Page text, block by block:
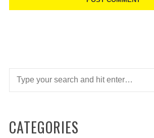
CATEGORIES